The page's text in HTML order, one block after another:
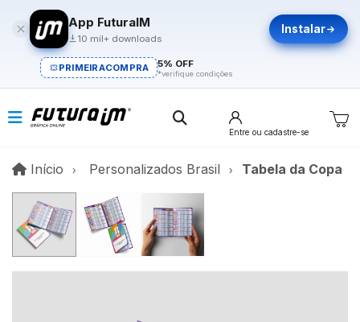
App FuturaIM
10 mil+ downloads
Instalar
PRIMEIRACOMPRA 5% OFF
*verifique condições
Entre ou cadastre-se
Início InícioPersonalizados Brasil Tabela da Copa